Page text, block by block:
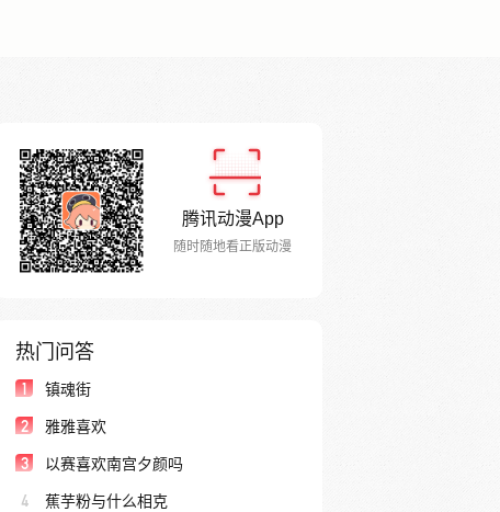
腾讯动漫App
随时随地看正版动漫
热门问答
1 镇魂街
2 雅雅喜欢
3 以赛喜欢南宫夕颜吗
4 蕉芋粉与什么相克